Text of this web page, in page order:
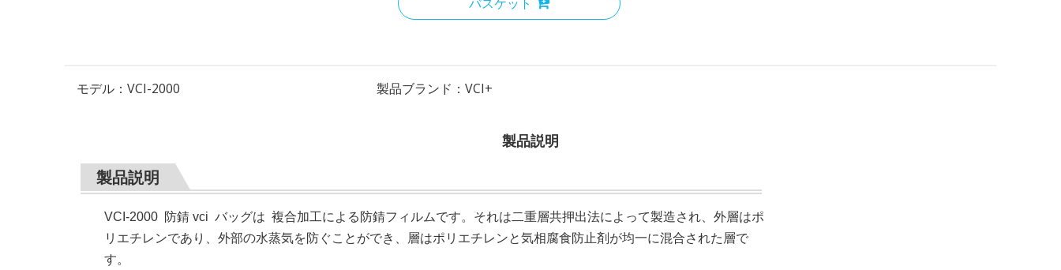
モデル： VCI-2000 製品ブランド： VCI+
製品説明
製品説明
VCI-2000 防錆 vci バッグは 複合加工による防錆フィルムです。それは二重層共押出法によって製造され、外層はポ
リエチレンであり、外部の水蒸気を防ぐことができ、層はポリエチレンと気相腐食防止剤が均一に混合された層で
す。